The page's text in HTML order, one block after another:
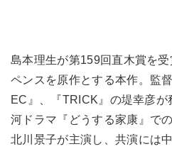
島本理生が第159回直木賞を
ペンスを原作とする本作。監
EC』、『TRICK』の堤幸彦
河ドラマ『どうする家康』で
北川景子が主演し、共演には